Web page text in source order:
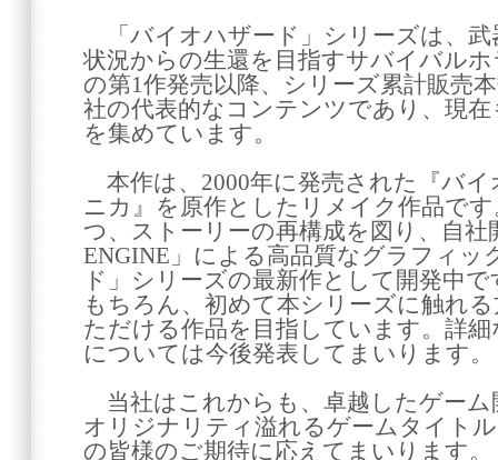
「バイオハザード」シリーズは、武
状況からの生還を目指すサバイバル
の第1作発売以降、シリーズ累計販売
社の代表的なコンテンツであり、現
を集めています。
本作は、2000年に発売された『バ
ニカ』を原作としたリメイク作品で
つ、ストーリーの再構成を図り、自社
ENGINE」による高品質なグラフィッ
ド」シリーズの最新作として開発中
もちろん、初めて本シリーズに触れ
ただける作品を目指しています。詳
については今後発表してまいります。
当社はこれからも、卓越したゲーム
オリジナリティ溢れるゲームタイト
の皆様のご期待に応えてまいります。